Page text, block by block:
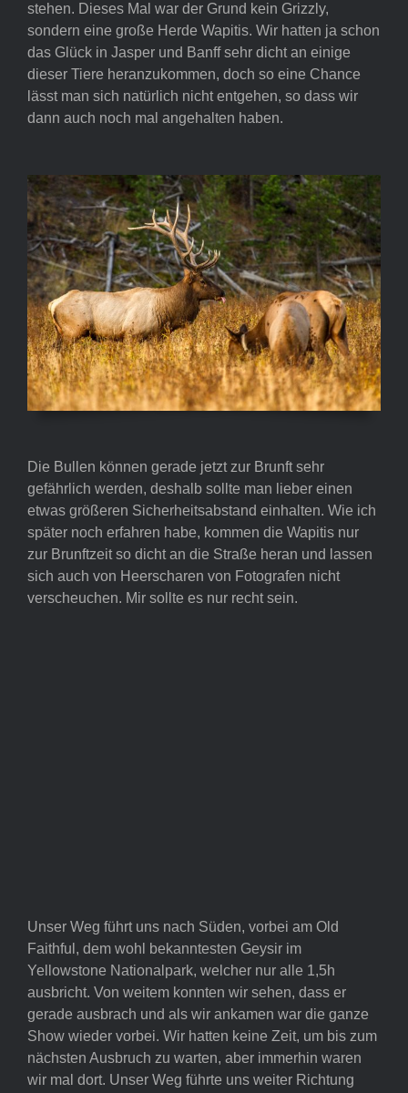
stehen. Dieses Mal war der Grund kein Grizzly,
sondern eine große Herde Wapitis. Wir hatten ja schon
das Glück in Jasper und Banff sehr dicht an einige
dieser Tiere heranzukommen, doch so eine Chance
lässt man sich natürlich nicht entgehen, so dass wir
dann auch noch mal angehalten haben.
Die Bullen können gerade jetzt zur Brunft sehr
gefährlich werden, deshalb sollte man lieber einen
etwas größeren Sicherheitsabstand einhalten. Wie ich
später noch erfahren habe, kommen die Wapitis nur
zur Brunftzeit so dicht an die Straße heran und lassen
sich auch von Heerscharen von Fotografen nicht
verscheuchen. Mir sollte es nur recht sein.
Unser Weg führt uns nach Süden, vorbei am Old
Faithful, dem wohl bekanntesten Geysir im
Yellowstone Nationalpark, welcher nur alle 1,5h
ausbricht. Von weitem konnten wir sehen, dass er
gerade ausbrach und als wir ankamen war die ganze
Show wieder vorbei. Wir hatten keine Zeit, um bis zum
nächsten Ausbruch zu warten, aber immerhin waren
wir mal dort. Unser Weg führte uns weiter Richtung